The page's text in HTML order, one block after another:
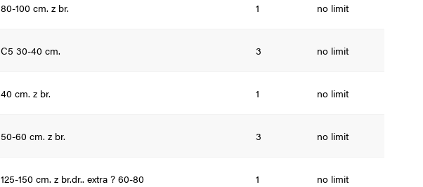
80-100 cm. z br. 1 no limit
C5 30-40 cm. 3 no limit
40 cm. z br. 1 no limit
50-60 cm. z br. 3 no limit
125-150 cm. z br.dr.. extra ? 60-80 1 no limit